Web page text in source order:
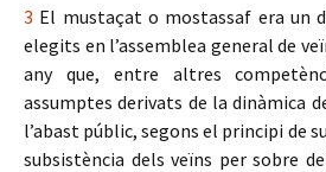
3 El mustaçat o mostassaf era un
elegits en l’assemblea general de
any que, entre altres
assumptes derivats de la dinàmica
l’abast públic, segons el principi de
subsistència dels veïns per sobre